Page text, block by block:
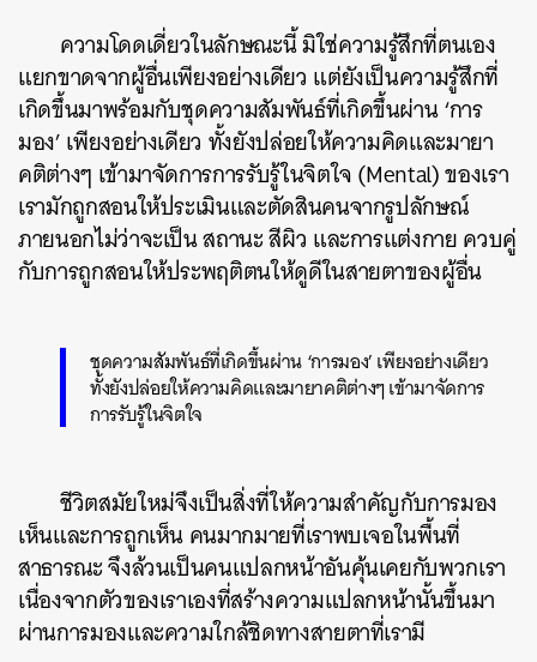
ความโดดเดี่ยวในลักษณะนี้ มิใช่ความรู้สึกที่ตนเอง
แยกขาดจากผู้อื่นเพียงอย่างเดียว แต่ยังเป็นความรู้สึกที่
เกิดขึ้นมาพร้อมกับชุดความสัมพันธ์ที่เกิดขึ้นผ่าน ‘การ
มอง’ เพียงอย่างเดียว ทั้งยังปล่อยให้ความคิดและมายา
คติต่างๆ เข้ามาจัดการการรับรู้ในจิตใจ (Mental) ของเรา
เรามักถูกสอนให้ประเมินและตัดสินคนจากรูปลักษณ์
ภายนอกไม่ว่าจะเป็น สถานะ สีผิว และการแต่งกาย ควบคู่
กับการถูกสอนให้ประพฤติตนให้ดูดีในสายตาของผู้อื่น
ชุดความสัมพันธ์ที่เกิดขึ้นผ่าน ‘การมอง’ เพียงอย่างเดียว
ทั้งยังปล่อยให้ความคิดและมายาคติต่างๆ เข้ามาจัดการ
การรับรู้ในจิตใจ
ชีวิตสมัยใหม่จึงเป็นสิ่งที่ให้ความสำคัญกับการมอง
เห็นและการถูกเห็น คนมากมายที่เราพบเจอในพื้นที่
สาธารณะ จึงล้วนเป็นคนแปลกหน้าอันคุ้นเคยกับพวกเรา
เนื่องจากตัวของเราเองที่สร้างความแปลกหน้านั้นขึ้นมา
ผ่านการมองและความใกล้ชิดทางสายตาที่เรามี